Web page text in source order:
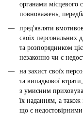
органами місцевого
повноважень,
пред'являти
своїх персональних
та розпорядником
незаконно чи є
на захист своїх
та випадкової
з умисним
їх наданням, а також
що є недостовірними